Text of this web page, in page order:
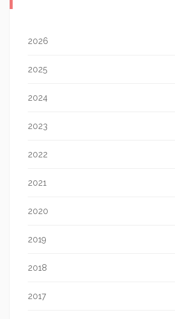
2026
2025
2024
2023
2022
2021
2020
2019
2018
2017